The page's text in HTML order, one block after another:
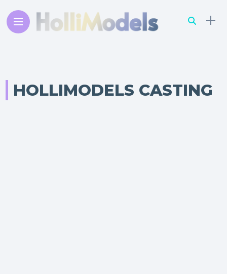
HOLLIMODELS CASTING